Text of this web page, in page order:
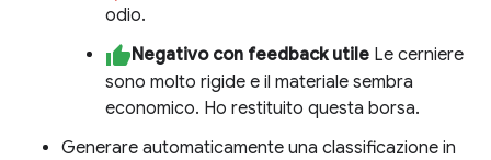
odio.
Negativo con feedback utile Le cerniere
sono molto rigide e il materiale sembra
economico. Ho restituito questa borsa.
Generare automaticamente una classificazione in